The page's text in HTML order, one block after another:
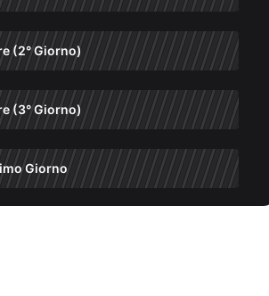
(2° Giorno)
(3° Giorno)
Giorno